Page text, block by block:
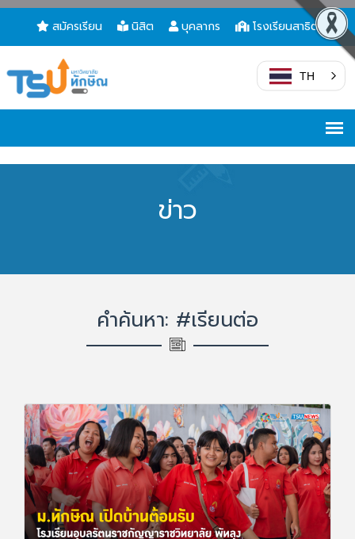
สมัครเรียน นิสิต บุคลากร โรงเรียนสาธิต
TH
ข่าว
คำค้นหา: #เรียนต่อ